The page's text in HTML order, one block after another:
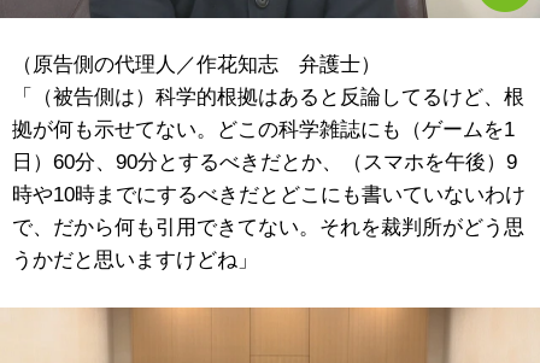
（原告側の代理人／作花知志 弁護士）
「（被告側は）科学的根拠はあると反論してるけど、根
拠が何も示せてない。どこの科学雑誌にも（ゲームを1
日）60分、90分とするべきだとか、（スマホを午後）9
時や10時までにするべきだとどこにも書いていないわけ
で、だから何も引用できてない。それを裁判所がどう思
うかだと思いますけどね」